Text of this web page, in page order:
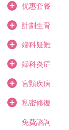
优惠套餐
計劃生育
婦科疑難
婦科炎症
宮頸疾病
私密修復
免費諮詢